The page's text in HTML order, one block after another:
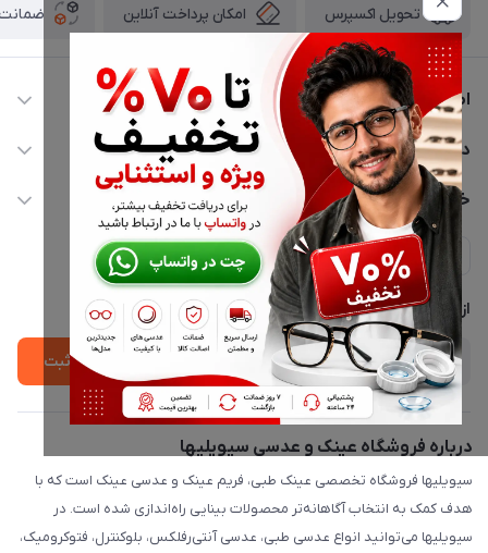
تحویل اکسپرس امکان پرداخت آنلاین ضمانت
اطلاعات تماس
02177116909
info@civiliha.com
ارسال فوری در تهران + ارسال به سراسر کشور
دسترسی سریع
حساب کاربری
مجله فروشگاه
لیست محصولات
درباره ما
خدمات مشتریان
حریم خصوصی
پشتیبانی واتساپ 09397003162
از جدید‌ترین تخفیف‌ها با‌ خبر شوید
ثبت
درباره فروشگاه عینک و عدسی سیویلیها
سیویلیها فروشگاه تخصصی عینک طبی، فریم عینک و عدسی عینک است که با
هدف کمک به انتخاب آگاهانه‌تر محصولات بینایی راه‌اندازی شده است. در
سیویلیها می‌توانید انواع عدسی طبی، عدسی آنتی‌رفلکس، بلوکنترل، فتوکرومیک،